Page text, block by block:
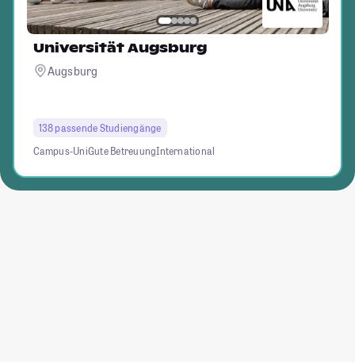
Universität Augsburg
Augsburg
138 passende Studiengänge
Campus-UniGute BetreuungInternational